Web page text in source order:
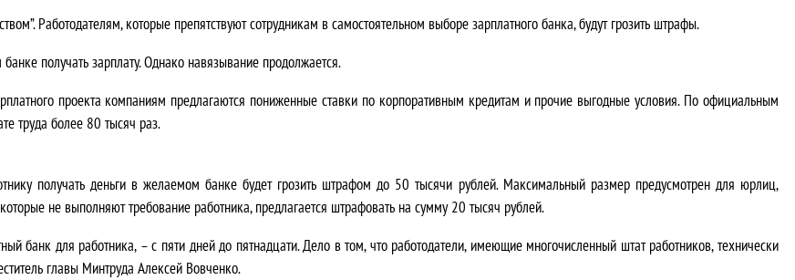
Работодателям, которые препятствуют сотрудникам в самостоятельном выборе зарплатного банка, будут грозить штрафы.
получать зарплату. Однако навязывание продолжается.
проекта компаниям предлагаются пониженные ставки по корпоративным кредитам и прочие выгодные условия. По официальным
труда более 80 тысяч раз.
получать деньги в желаемом банке будет грозить штрафом до 50 тысячи рублей. Максимальный размер предусмотрен для юрлиц,
не выполняют требование работника, предлагается штрафовать на сумму 20 тысяч рублей.
банк для работника, – с пяти дней до пятнадцати. Дело в том, что работодатели, имеющие многочисленный штат работников, технически
главы Минтруда Алексей Вовченко.